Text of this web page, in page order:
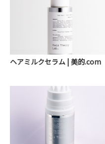
ヘアミルクセラム | 美的.com